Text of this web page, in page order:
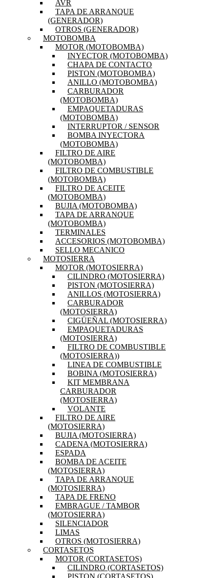
AVR
TAPA DE ARRANQUE
(GENERADOR)
OTROS (GENERADOR)
MOTOBOMBA
MOTOR (MOTOBOMBA)
INYECTOR (MOTOBOMBA)
CHAPA DE CONTACTO
PISTON (MOTOBOMBA)
ANILLO (MOTOBOMBA)
CARBURADOR
(MOTOBOMBA)
EMPAQUETADURAS
(MOTOBOMBA)
INTERRUPTOR / SENSOR
BOMBA INYECTORA
(MOTOBOMBA)
FILTRO DE AIRE
(MOTOBOMBA)
FILTRO DE COMBUSTIBLE
(MOTOBOMBA)
FILTRO DE ACEITE
(MOTOBOMBA)
BUJIA (MOTOBOMBA)
TAPA DE ARRANQUE
(MOTOBOMBA)
TERMINALES
ACCESORIOS (MOTOBOMBA)
SELLO MECANICO
MOTOSIERRA
MOTOR (MOTOSIERRA)
CILINDRO (MOTOSIERRA)
PISTON (MOTOSIERRA)
ANILLOS (MOTOSIERRA)
CARBURADOR
(MOTOSIERRA)
CIGÜEÑAL (MOTOSIERRA)
EMPAQUETADURAS
(MOTOSIERRA)
FILTRO DE COMBUSTIBLE
(MOTOSIERRA))
LINEA DE COMBUSTIBLE
BOBINA (MOTOSIERRA)
KIT MEMBRANA
CARBURADOR
(MOTOSIERRA)
VOLANTE
FILTRO DE AIRE
(MOTOSIERRA)
BUJIA (MOTOSIERRA)
CADENA (MOTOSIERRA)
ESPADA
BOMBA DE ACEITE
(MOTOSIERRA)
TAPA DE ARRANQUE
(MOTOSIERRA)
TAPA DE FRENO
EMBRAGUE / TAMBOR
(MOTOSIERRA)
SILENCIADOR
LIMAS
OTROS (MOTOSIERRA)
CORTASETOS
MOTOR (CORTASETOS)
CILINDRO (CORTASETOS)
PISTON (CORTASETOS)